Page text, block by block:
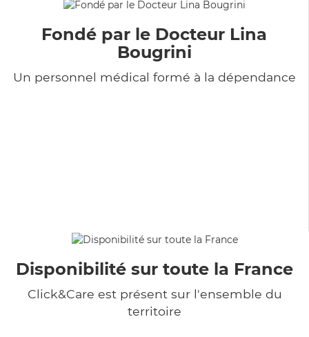
Fondé par le Docteur Lina
Bougrini
Un personnel médical formé à la dépendance
Disponibilité sur toute la France
Click&Care est présent sur l'ensemble du
territoire